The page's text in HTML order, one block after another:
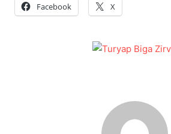
Facebook X